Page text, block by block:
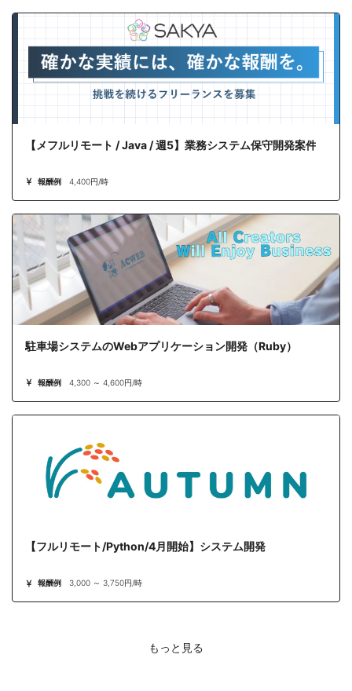
【メフルリモート / Java / 週5】業務システム保守開発案件
報酬例 4,400円/時
駐車場システムのWebアプリケーション開発（Ruby）
報酬例 4,300 ～ 4,600円/時
【フルリモート/Python/4月開始】システム開発
報酬例 3,000 ～ 3,750円/時
もっと見る